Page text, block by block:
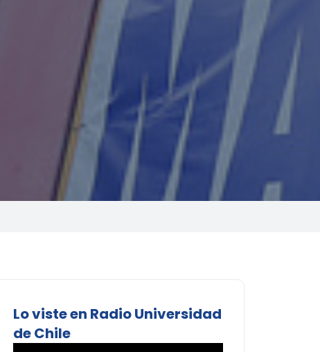
Lo viste en Radio Universidad
de Chile